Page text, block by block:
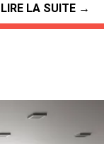
LIRE LA SUITE →